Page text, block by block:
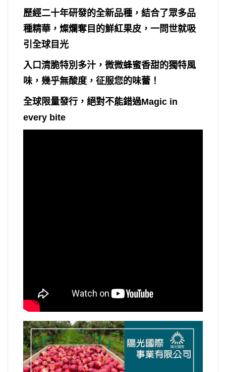
歷經二十年研發的全新品種，結合了眾多品
種精華，燦爛奪目的鮮紅果皮，一問世就吸
引全球目光
入口清脆特別多汁，微微蜂蜜香甜的獨特風
味 ，幾乎無酸度， 征服您的味蕾！
全球限量發行，絕對不能錯過Magic in
every bite